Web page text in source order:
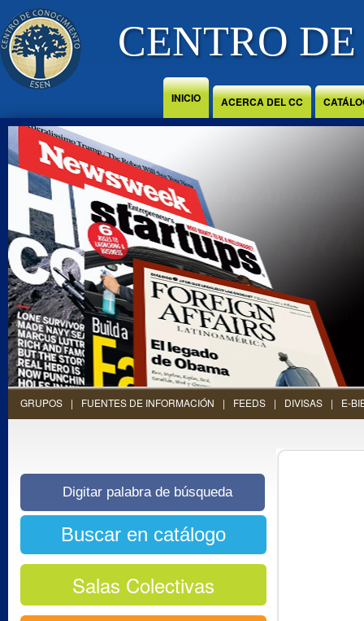
Jump to Content
CENTRO
INICIO ACERCA DEL CC
GRUPOS FUENTES DE INFORMACIÓN FEEDS DIVISAS E-
Salas Colectivas